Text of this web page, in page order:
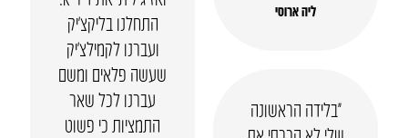
ליה ארוסי
התחלנו בליקצ’יק
ועברנו לקמילצ’יק
שעשה פלאים ומשם
עברנו לכל שאר
התמציות כי פשוט
“בלידה הראשונה